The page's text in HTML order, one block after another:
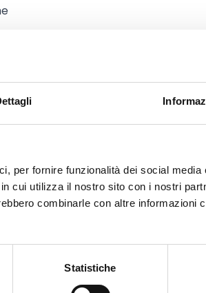
per fornire funzionalità dei social media
cui utilizza il nostro sito con i nostri
combinarle con altre informazioni
Statistiche
per